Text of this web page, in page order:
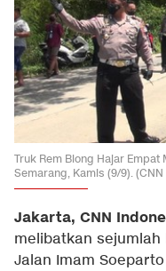
Truk Rem Blong Hajar
Semarang, Kamis (9/9).
Jakarta, CNN
melibatkan
Jalan Imam